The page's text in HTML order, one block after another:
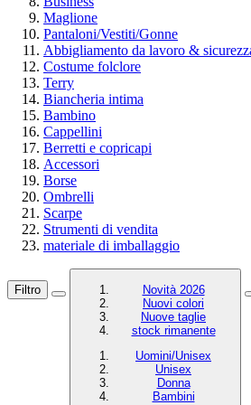
Maglione
Pantaloni/Vestiti/Gonne
Abbigliamento da lavoro &
Costume folclore
Terry
Biancheria intima
Bambino
Cappellini
Berretti e copricapi
Accessori
Borse
Ombrelli
Scarpe
Strumenti di vendita
materiale di imballaggio
Filtro
Novità 2026
Nuovi colori
Nuove taglie
stock rimanente
Uomini/Unisex
Unisex
Donna
Bambini